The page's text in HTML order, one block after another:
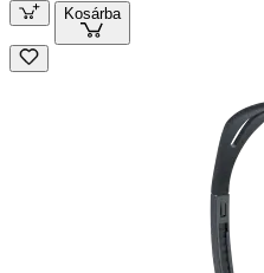
Kosárba